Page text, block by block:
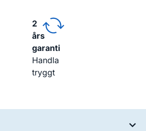
2
års
garanti
Handla
tryggt